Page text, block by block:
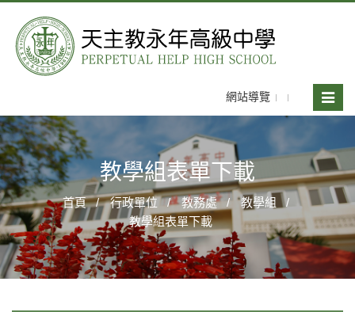
網站導覽
Toggle
教學組表單下載
首頁 行政單位 教務處
教學組
教學組表單下載